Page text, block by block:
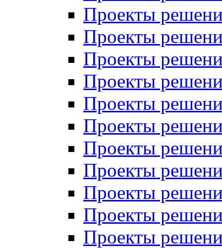
Проекты
Проекты
Проекты
Проекты
Проекты
Проекты
Проекты
Проекты
Проекты
Проекты
Проекты